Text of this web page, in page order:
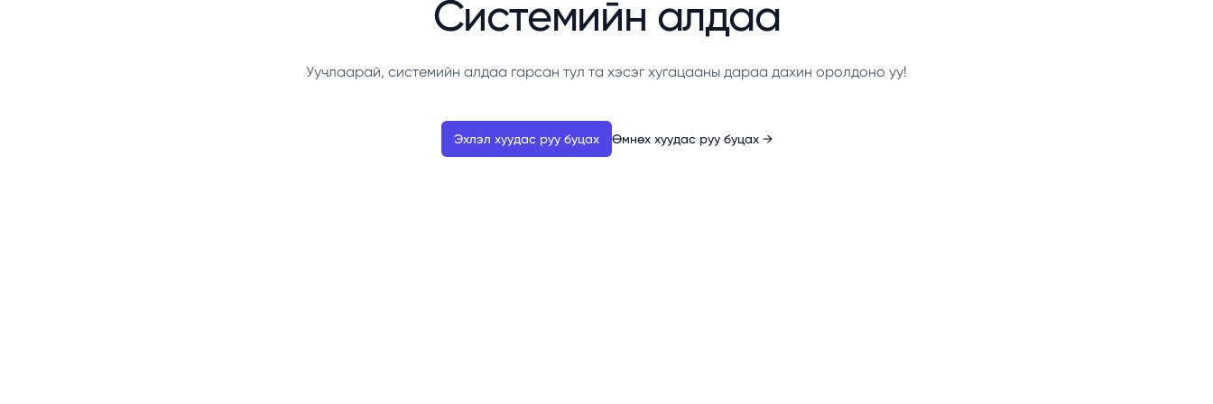
Системийн алдаа
Уучлаарай, системийн алдаа гарсан тул та хэсэг хугацааны дараа дахин оролдоно уу!
Эхлэл хуудас руу буцах Өмнөх хуудас руу буцах →